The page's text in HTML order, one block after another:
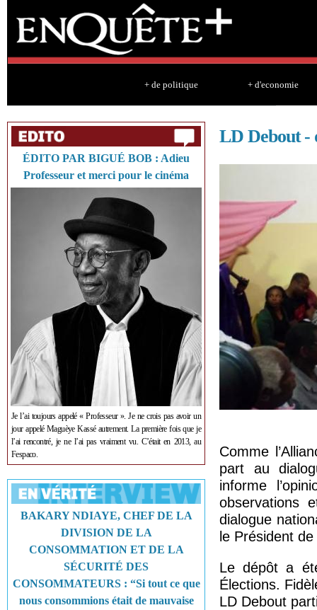
+ de politique + d'economie
ÉDITO PAR BIGUÉ BOB : Adieu
Professeur et merci pour le cinéma
Je l’ai toujours appelé « Professeur ». Je ne crois pas avoir un
jour appelé Maguèye Kassé autrement. La première fois que je
l’ai rencontré, je ne l’ai pas vraiment vu. C’était en 2013, au
Fespaco.
BAKARY NDIAYE, CHEF DE LA
DIVISION DE LA
CONSOMMATION ET DE LA
SÉCURITÉ DES
CONSOMMATEURS : “Si tout ce que
nous consommions était de mauvaise
LD Debout -
Comme
part au
informe
observations
dialogue
le Président
Le dépôt a
Élections.
LD Debout